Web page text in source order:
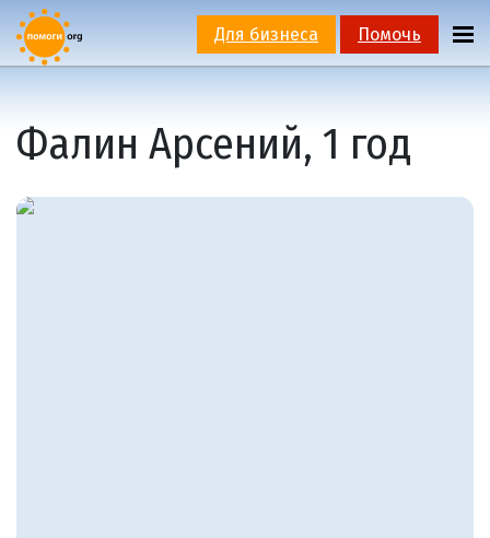
Для бизнеса Помочь
Фалин Арсений, 1 год